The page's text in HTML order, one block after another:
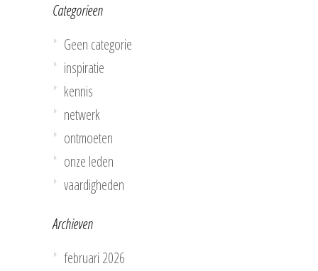
Categorieen
Geen categorie
inspiratie
kennis
netwerk
ontmoeten
onze leden
vaardigheden
Archieven
februari 2026